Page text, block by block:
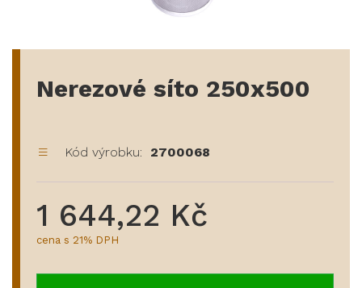
Nerezové síto 250x500
Kód výrobku: 2700068
1 644,22 Kč
cena s 21% DPH